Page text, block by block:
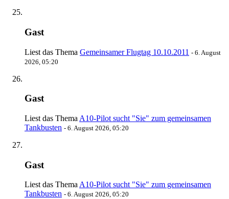
Gast
Liest das Thema Gemeinsamer Flugtag 10.10.2011 - 6. August
2026, 05:20
Gast
Liest das Thema A10-Pilot sucht "Sie" zum gemeinsamen
Tankbusten - 6. August 2026, 05:20
Gast
Liest das ThemaA10-Pilot sucht "Sie" zum gemeinsamen
Tankbusten - 6. August 2026, 05:20